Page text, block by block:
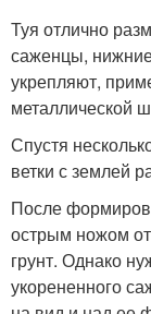
Туя отлично
саженцы, нижние
укрепляют,
металлической
Спустя
ветки с землей
После
острым ножом
грунт. Однако
укорененного